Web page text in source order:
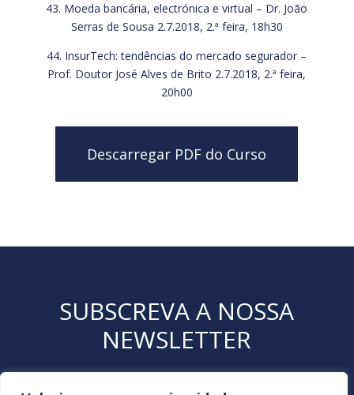
43. Moeda bancária, electrónica e virtual – Dr. João
Serras de Sousa 2.7.2018, 2.ª feira, 18h30
44. InsurTech: tendências do mercado segurador –
Prof. Doutor José Alves de Brito 2.7.2018, 2.ª feira,
20h00
Descarregar PDF do Curso
SUBSCREVA A NOSSA
NEWSLETTER